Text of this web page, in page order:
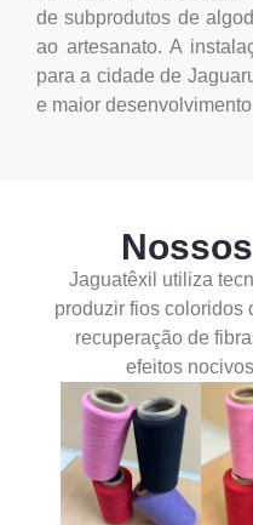
de subprodutos de
ao artesanato. A
para a cidade de
e maior
Jaguatêxil utiliza
produzir fios coloridos
recuperação de
efeitos